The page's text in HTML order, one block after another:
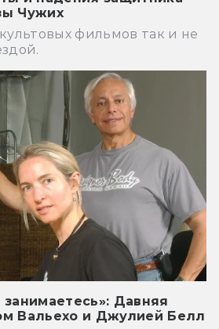
Чужих
фильмов так и не
Давняя
Вальехо и Джулией Белл